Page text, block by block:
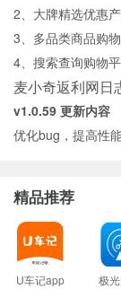
2、大牌精选优惠
3、多品类商品购
4、搜索查询购物
麦小奇返利网日
v1.0.59 更新内容
优化bug，提高性
精品推荐
U车记app 极